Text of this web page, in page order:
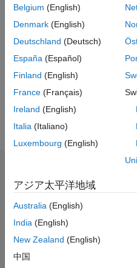
ブ
Following:
計
Belgium (English)
Denmark (English)
Deutschland (Deutsch)
España (Español)
Finland (English)
France (Français)
Ireland (English)
Italia (Italiano)
Luxembourg (English)
アジア太平洋地域
Australia (English)
India (English)
New Zealand (English)
中国